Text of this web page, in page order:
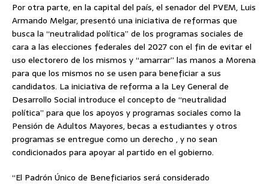
Por otra parte, en la capital del país, el senador del PVEM, Luis
Armando Melgar, presentó una iniciativa de reformas que
busca la “neutralidad política” de los programas sociales de
cara a las elecciones federales del 2027 con el fin de evitar el
uso electorero de los mismos y “amarrar” las manos a Morena
para que los mismos no se usen para beneficiar a sus
candidatos. La iniciativa de reforma a la Ley General de
Desarrollo Social introduce el concepto de “neutralidad
política” para que los apoyos y programas sociales como la
Pensión de Adultos Mayores, becas a estudiantes y otros
programas se entregue como un derecho , y no sean
condicionados para apoyar al partido en el gobierno.
“El Padrón Único de Beneficiarios será considerado